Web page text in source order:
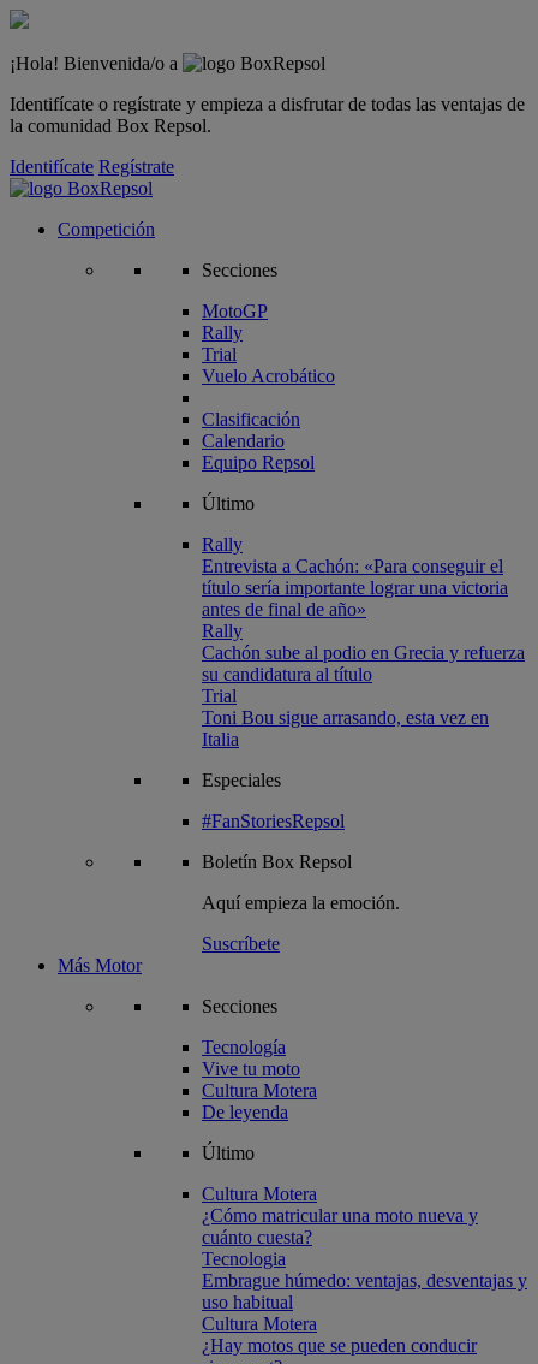
¡Hola! Bienvenida/o a
Identifícate o regístrate y empieza a disfrutar de todas las ventajas de
la comunidad Box Repsol.
Identifícate Regístrate
Competición
Secciones
MotoGP
Rally
Trial
Vuelo Acrobático
Clasificación
Calendario
Equipo Repsol
Último
Rally
Entrevista a Cachón: «Para conseguir el
título sería importante lograr una victoria
antes de final de año»
Rally
Cachón sube al podio en Grecia y refuerza
su candidatura al título
Trial
Toni Bou sigue arrasando, esta vez en
Italia
Especiales
#FanStoriesRepsol
Boletín Box Repsol
Aquí empieza la emoción.
Suscríbete
Más Motor
Secciones
Tecnología
Vive tu moto
Cultura Motera
De leyenda
Último
Cultura Motera
¿Cómo matricular una moto nueva y
cuánto cuesta?
Tecnologia
Embrague húmedo: ventajas, desventajas y
uso habitual
Cultura Motera
¿Hay motos que se pueden conducir